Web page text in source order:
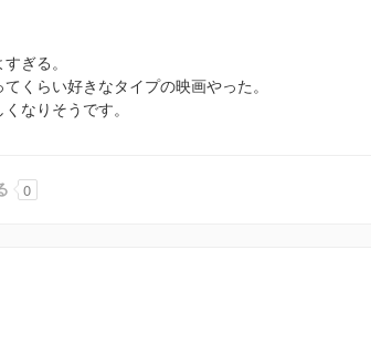
ぎる。
くらい好きなタイプの映画やった。
なりそうです。
0